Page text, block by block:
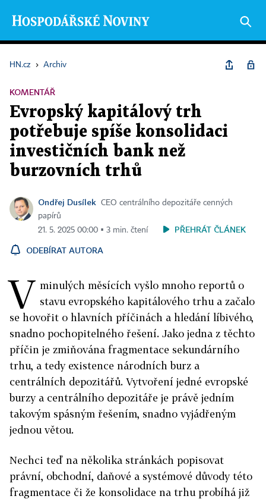
HN.cz › Archiv
KOMENTÁŘ
Evropský kapitálový trh
potřebuje spíše konsolidaci
investičních bank než
burzovních trhů
Ondřej Dusílek
CEO centrálního depozitáře cenných
papírů
21. 5. 2025 00:00 ▪ 3 min. čtení
PŘEHRÁT ČLÁNEK
ODEBÍRAT AUTORA
V minulých měsících vyšlo mnoho reportů o
stavu evropského kapitálového trhu a začalo
se hovořit o hlavních příčinách a hledání líbivého,
snadno pochopitelného řešení. Jako jedna z těchto
příčin je zmiňována fragmentace sekundárního
trhu, a tedy existence národních burz a
centrálních depozitářů. Vytvoření jedné evropské
burzy a centrálního depozitáře je právě jedním
takovým spásným řešením, snadno vyjádřeným
jednou větou.
Nechci teď na několika stránkách popisovat
právní, obchodní, daňové a systémové důvody této
fragmentace či že konsolidace na trhu probíhá již